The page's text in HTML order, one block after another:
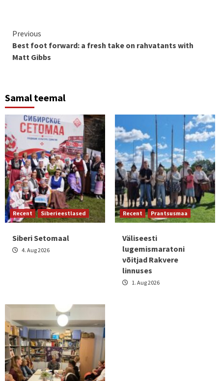
Continue
Reading
Previous
Best foot forward: a fresh take on rahvatants with
Matt Gibbs
Samal teemal
Recent Siberieestlased
Siberi Setomaal
4. Aug 2026
Recent Prantsusmaa
Väliseesti
lugemismaratoni
võitjad Rakvere
linnuses
1. Aug 2026